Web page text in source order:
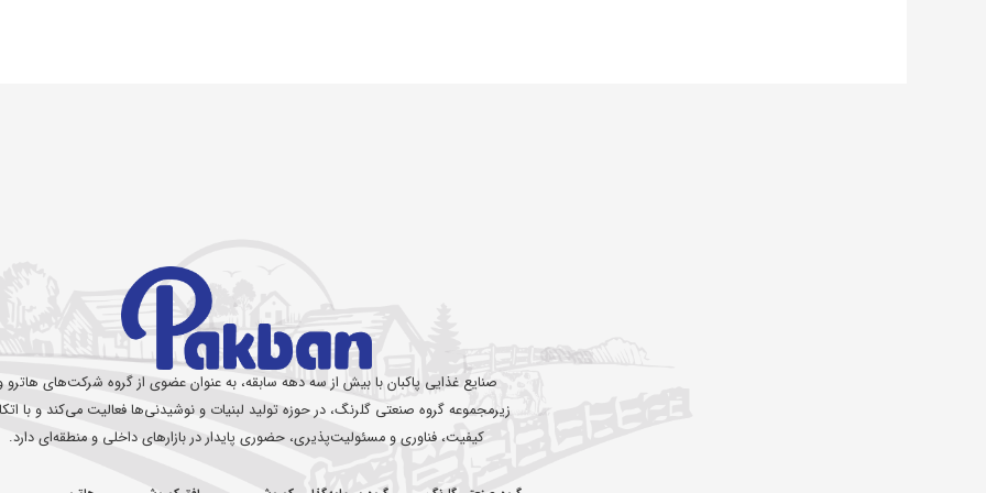
صنایع غذایی پاکبان با بیش از سه دهه سابقه، به عنوان عضوی از گروه شرکت‌های هاترو
زیرمجموعه گروه صنعتی گلرنگ، در حوزه تولید لبنیات و نوشیدنی‌ها فعالیت می‌کند و با
کیفیت، فناوری و مسئولیت‌پذیری، حضوری پایدار در بازارهای داخلی و منطقه‌ای دارد.